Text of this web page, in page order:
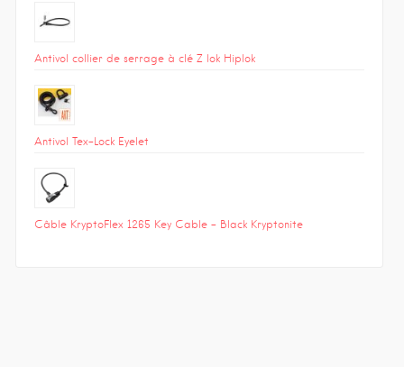
Antivol collier de serrage à clé Z lok Hiplok
Antivol Tex-Lock Eyelet
Câble KryptoFlex 1265 Key Cable – Black Kryptonite